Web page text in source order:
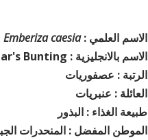
الاسم العلمي :Emberiza caesia
الاسم بالانجليزية : Cretzschmar's Bunting
الرتبة : عصفوريات
العائلة : عنبريات
طبيعة الغذاء : البذور
الموطن المفضل : المنحدرات